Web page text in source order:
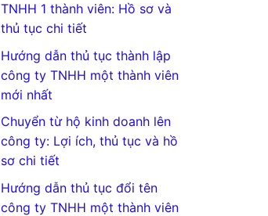
TNHH 1 thành viên: Hồ sơ và
thủ tục chi tiết
Hướng dẫn thủ tục thành lập
công ty TNHH một thành viên
mới nhất
Chuyển từ hộ kinh doanh lên
công ty: Lợi ích, thủ tục và hồ
sơ chi tiết
Hướng dẫn thủ tục đổi tên
công ty TNHH một thành viên